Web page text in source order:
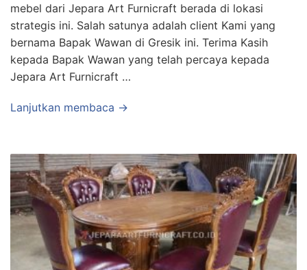
mebel dari Jepara Art Furnicraft berada di lokasi
strategis ini. Salah satunya adalah client Kami yang
bernama Bapak Wawan di Gresik ini. Terima Kasih
kepada Bapak Wawan yang telah percaya kepada
Jepara Art Furnicraft …
Lanjutkan membaca →